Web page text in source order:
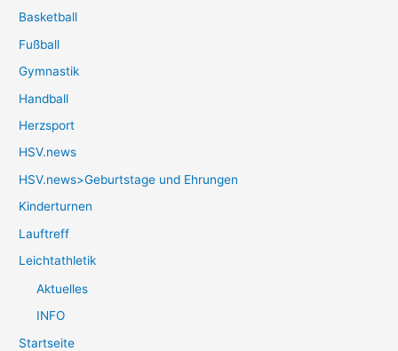
Basketball
Fußball
Gymnastik
Handball
Herzsport
HSV.news
HSV.news>Geburtstage und Ehrungen
Kinderturnen
Lauftreff
Leichtathletik
Aktuelles
INFO
Startseite